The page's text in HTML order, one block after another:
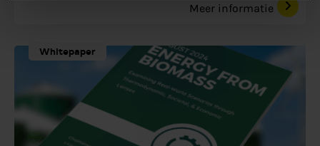
Meer informatie
Whitepaper